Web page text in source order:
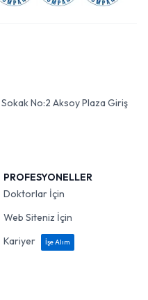
No:2 Aksoy Plaza Giriş
PROFESYONELLER
Doktorlar İçin
Web Siteniz İçin
Kariyer
İşe Alım